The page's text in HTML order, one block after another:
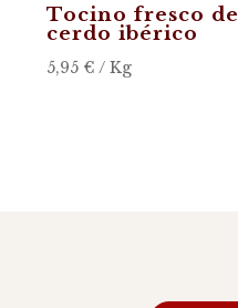
Tocino fresco de
cerdo ibérico
5,95 € / Kg